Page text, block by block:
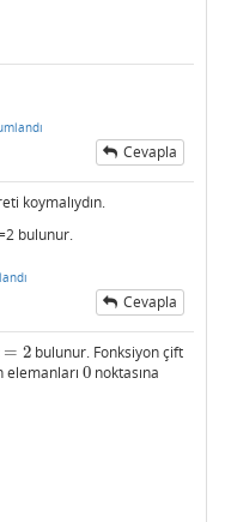
Cevapla
koymalıydın.
bulunur.
Cevapla
= 2
=2
bulunur. Fonksiyon çift
elemanları 0
0 noktasına